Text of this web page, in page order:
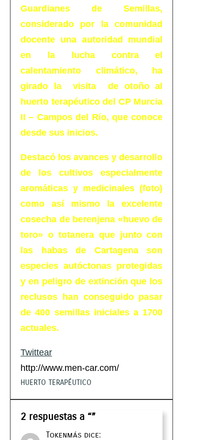
Guardianes de Semillas,
considerado por la comunidad
docente una autoridad mundial
en la lucha contra el
calentamiento climático, ha
girado la visita de otoño al
huerto terapéutico del CP Murcia
II – Campos del Río, que conoce
desde sus inicios.
Destacó los avances y desarrollo
de los cultivos especialmente
aromáticas y medicinales (foto)
como así mismo la excelente
cosecha de berenjena «huevo de
toro» o totanera que junto con
las habas de Cartagena son
especies autóctonas protegidas
y en peligro de extinción que los
reclusos han conseguido pasar
de 400 semillas iniciales a 1700
actuales.
Twittear
http://www.men-car.com/
HUERTO TERAPÉUTICO
2 respuestas a “”
Tokenmás dice: